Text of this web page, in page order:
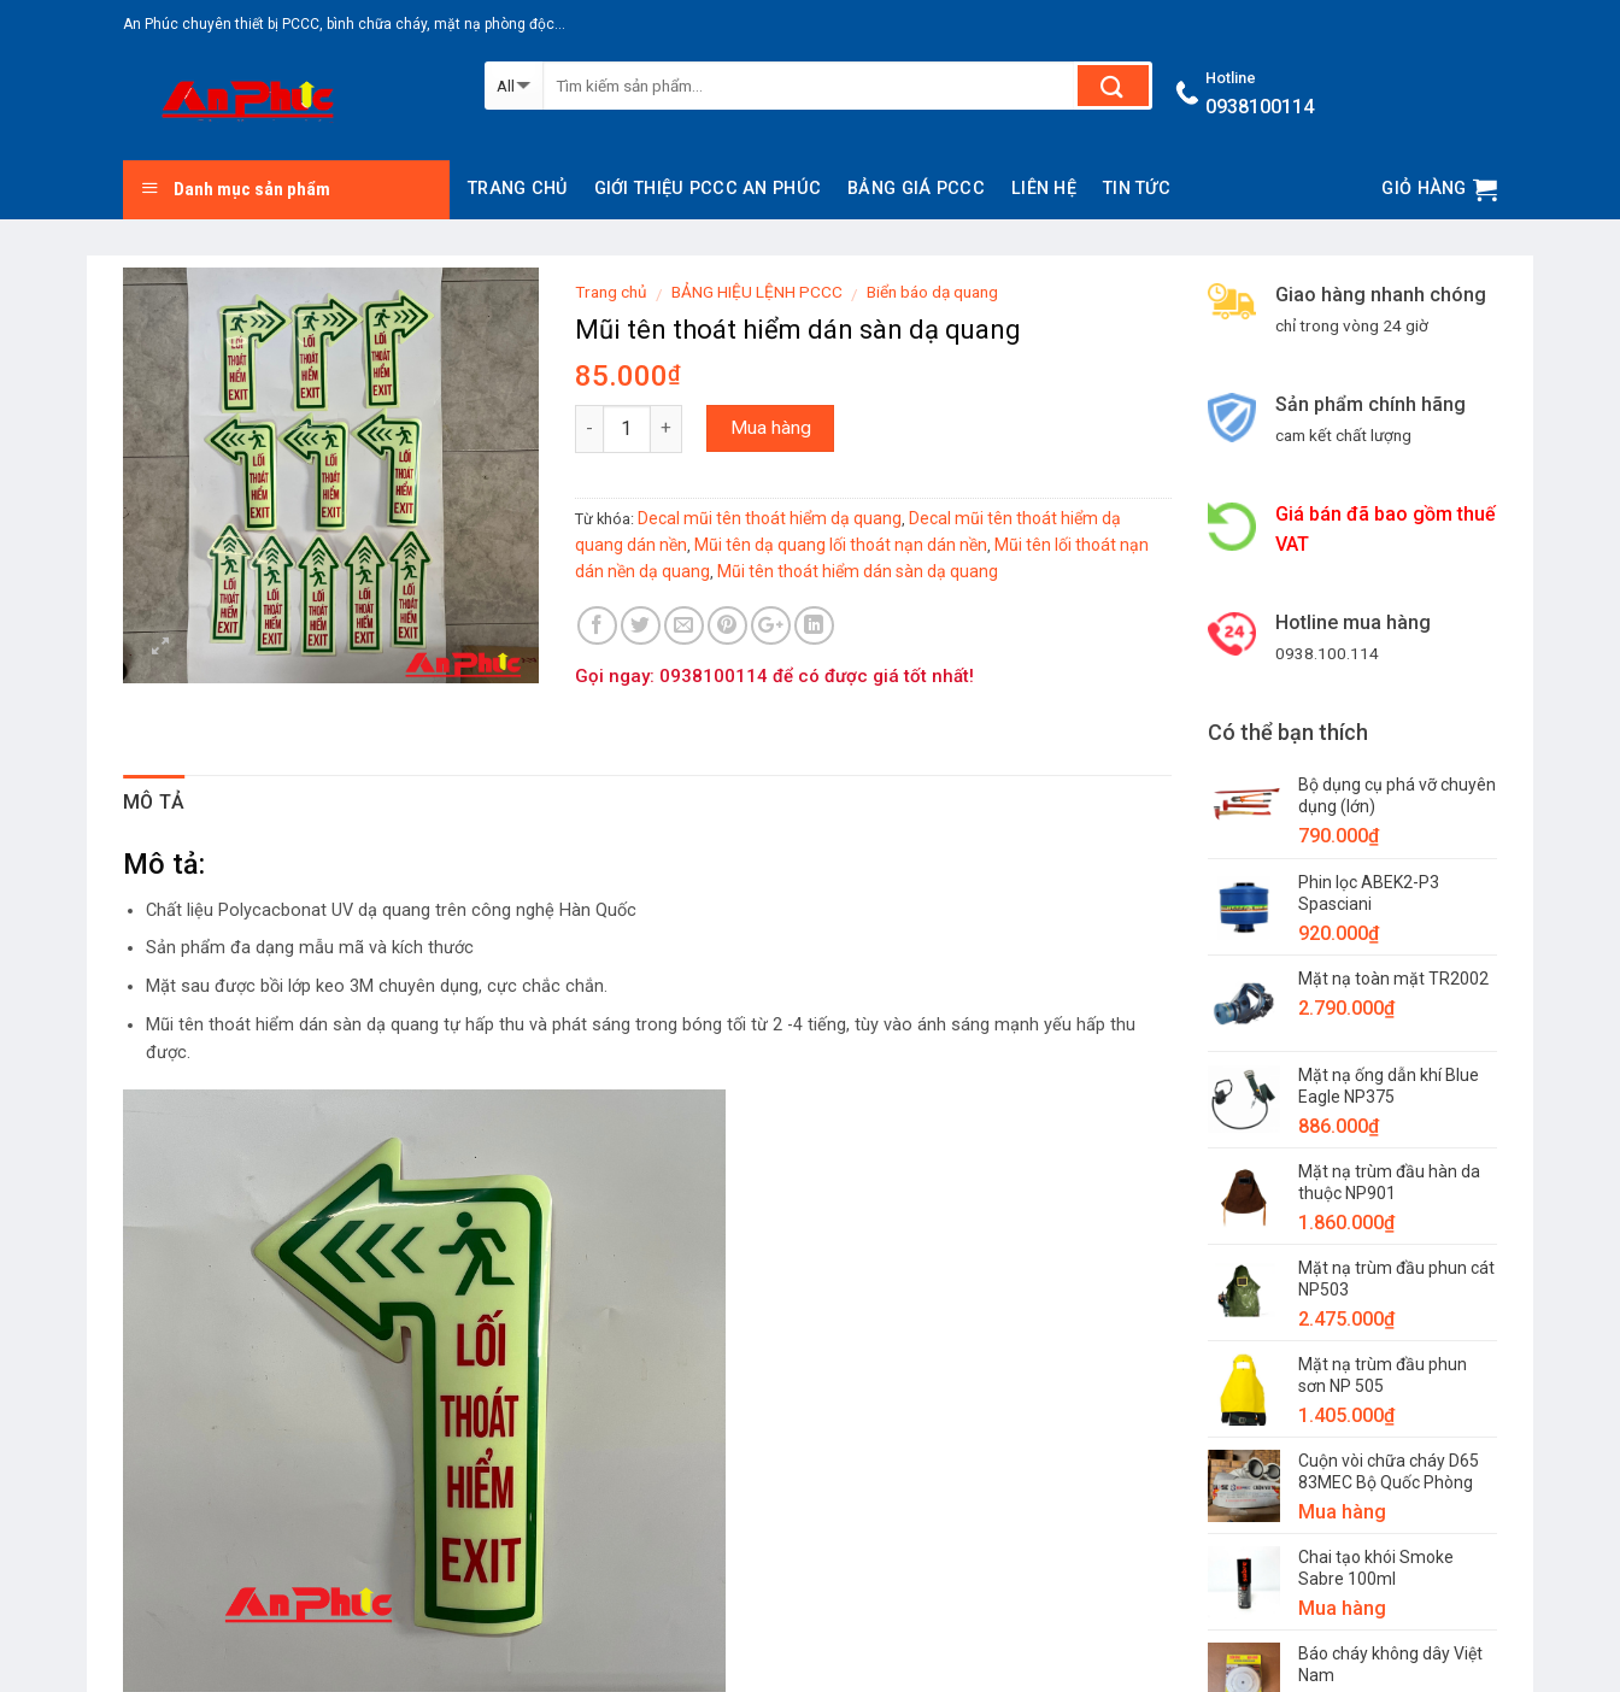
An Phúc chuyên thiết bị PCCC, bình chữa cháy, mặt nạ phòng độc...
Hotline
0938100114
Danh mục sản phẩm TRANG CHỦ GIỚI THIỆU PCCC AN PHÚC BẢNG GIÁ PCCC LIÊN HỆ TIN TỨC GIỎ HÀNG
Trang chủ / BẢNG HIỆU LỆNH PCCC / Biển báo dạ quang
Mũi tên thoát hiểm dán sàn dạ quang
85.000₫
Số lượng Mua hàng
Từ khóa: Decal mũi tên thoát hiểm dạ quang Decal mũi tên thoát hiểm dạ
quang dán nền Mũi tên dạ quang lối thoát nạn dán nền Mũi tên lối thoát nạn
dán nền dạ quang Mũi tên thoát hiểm dán sàn dạ quang
Gọi ngay: 0938100114 để có được giá tốt nhất!
MÔ TẢ
Mô tả:
Chất liệu Polycacbonat UV dạ quang trên công nghệ Hàn Quốc
Sản phẩm đa dạng mẫu mã và kích thước
Mặt sau được bồi lớp keo 3M chuyên dụng, cực chắc chắn.
Mũi tên thoát hiểm dán sàn dạ quang tự hấp thu và phát sáng trong bóng tối từ 2 -4 tiếng, tùy vào ánh sáng mạnh yếu hấp thu
được.
Giao hàng nhanh chóng
chỉ trong vòng 24 giờ
Sản phẩm chính hãng
cam kết chất lượng
Giá bán đã bao gồm thuế
VAT
Hotline mua hàng
0938.100.114
Có thể bạn thích
Bộ dụng cụ phá vỡ chuyên
dụng (lớn)
790.000₫
Phin lọc ABEK2-P3
Spasciani
920.000₫
Mặt nạ toàn mặt TR2002
2.790.000₫
Mặt nạ ống dẫn khí Blue
Eagle NP375
886.000₫
Mặt nạ trùm đầu hàn da
thuộc NP901
1.860.000₫
Mặt nạ trùm đầu phun cát
NP503
2.475.000₫
Mặt nạ trùm đầu phun
sơn NP 505
1.405.000₫
Cuộn vòi chữa cháy D65
83MEC Bộ Quốc Phòng
Mua hàng
Chai tạo khói Smoke
Sabre 100ml
Mua hàng
Báo cháy không dây Việt
Nam